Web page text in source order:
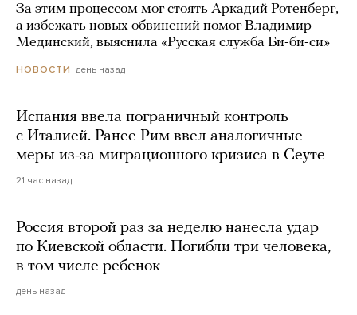
За этим процессом мог стоять Аркадий Ротенберг,
а избежать новых обвинений помог Владимир
Мединский, выяснила «Русская служба Би-би-си»
НОВОСТИ день назад
Испания ввела пограничный контроль
с Италией. Ранее Рим ввел аналогичные
меры из-за миграционного кризиса в Сеуте
21 час назад
Россия второй раз за неделю нанесла удар
по Киевской области. Погибли три человека,
в том числе ребенок
день назад